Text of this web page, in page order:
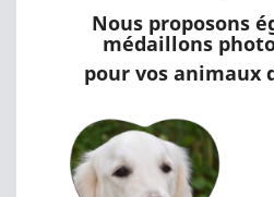
Nous proposons
médaillons
pour vos animaux